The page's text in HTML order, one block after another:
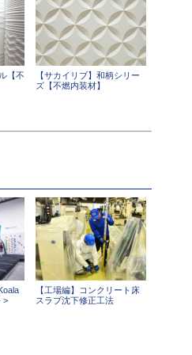
【不
【サカイリブ】和柄シリー
ズ【不燃内装材】
>
【工場編】コンクリート床
スラブ沈下修正工法